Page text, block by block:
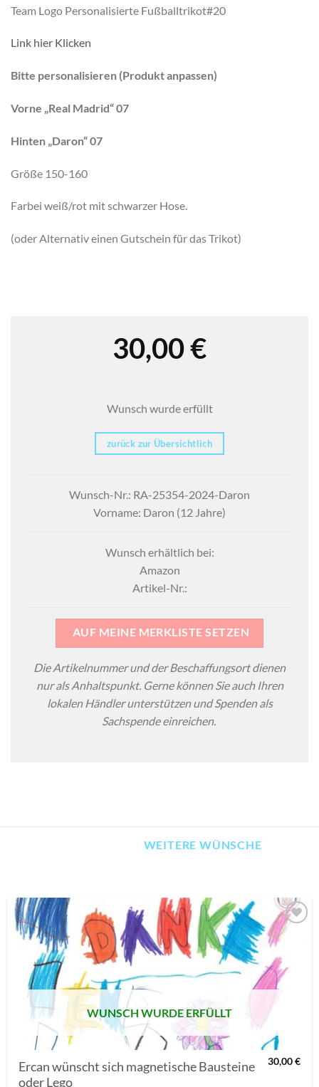
Team Logo Personalisierte Fußballtrikot#20
Link hier Klicken
Bitte personalisieren (Produkt anpassen)
Vorne „Real Madrid“ 07
Hinten „Daron“ 07
Größe 150-160
Farbei weiß/rot mit schwarzer Hose.
(oder Alternativ einen Gutschein für das Trikot)
30,00€
Wunsch wurde erfüllt
zurück zur Übersichtlich
Wunsch-Nr.: RA-25354-2024-Daron
Vorname: Daron (12 Jahre)
Wunsch erhältlich bei:
Amazon
Artikel-Nr.:
AUF MEINE MERKLISTE SETZEN
Die Artikelnummer und der Beschaffungsort dienen
nur als Anhaltspunkt. Gerne können Sie auch Ihren
lokalen Händler unterstützen und Spenden als
Sachspende einreichen.
WEITERE WÜNSCHE
AUF MEINE
MERKLISTE
SETZEN
WUNSCH WURDE ERFÜLLT
Ercan wünscht sich magnetische Bausteine
oder Lego
30,00€